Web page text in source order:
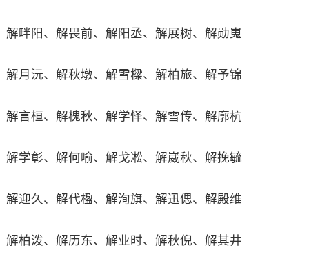
解畔阳、解畏前、解阳丞、解展树、解勋嵬
解月沅、解秋墩、解雪樑、解柏旅、解予锦
解言桓、解槐秋、解学怿、解雪传、解廓杭
解学彰、解何喻、解戈凇、解崴秋、解挽毓
解迎久、解代楹、解洵旗、解迅偲、解殿维
解柏泼、解历东、解业时、解秋倪、解其井